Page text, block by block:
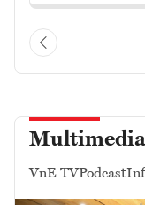
Multimedia
VnE TVPodcast